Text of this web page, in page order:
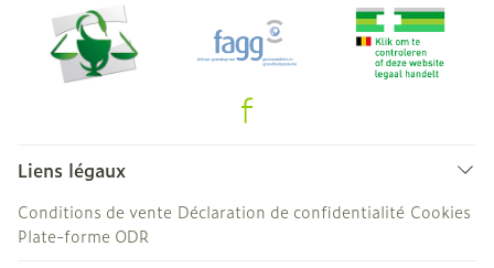
Liens légaux
Conditions de vente Déclaration de confidentialité Cookies
Plate-forme ODR